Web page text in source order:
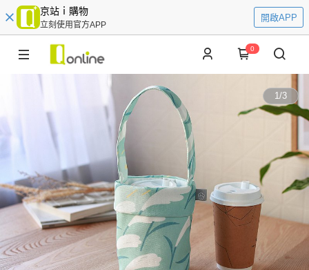
京站ｉ購物
立刻使用官方APP
開啟APP
0
1/3